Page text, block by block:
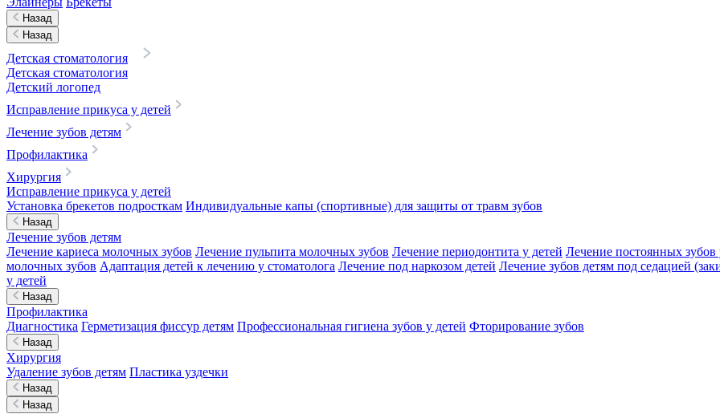
Назад
Назад
Детская стоматология
Детская стоматология
Детский логопед
Исправление прикуса у детей
Лечение зубов детям
Профилактика
Хирургия
Исправление прикуса у детей
Установка брекетов подросткам Индивидуальные капы (спортивные) для защиты от травм зубов
Назад
Лечение зубов детям
Лечение кариеса молочных зубов Лечение пульпита молочных зубов Лечение периодонтита у детей Лечение постоянных зубов
молочных зубов Адаптация детей к лечению у стоматолога Лечение под наркозом детей Лечение зубов детям под седацией
у детей
Назад
Профилактика
Диагностика Герметизация фиссур детям Профессиональная гигиена зубов у детей Фторирование зубов
Назад
Хирургия
Удаление зубов детям Пластика уздечки
Назад
Назад